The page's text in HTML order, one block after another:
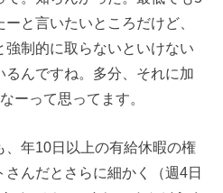
と言いたいところだけど、
制的に取らないといけない
るんですね。多分、それに加
ーって思ってます。
年10日以上の有給休暇の権
んだとさらに細かく（週4日